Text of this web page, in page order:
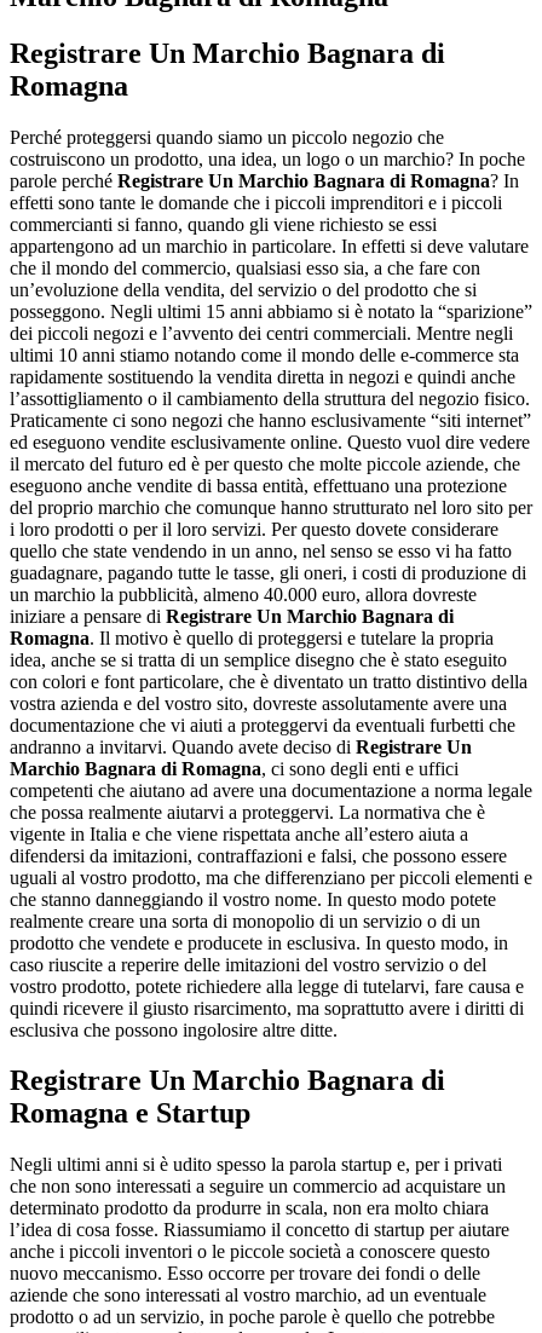
Registrare Un Marchio Bagnara di
Romagna
Perché proteggersi quando siamo un piccolo negozio che
costruiscono un prodotto, una idea, un logo o un marchio? In poche
parole perché Registrare Un Marchio Bagnara di Romagna? In
effetti sono tante le domande che i piccoli imprenditori e i piccoli
commercianti si fanno, quando gli viene richiesto se essi
appartengono ad un marchio in particolare. In effetti si deve valutare
che il mondo del commercio, qualsiasi esso sia, a che fare con
un’evoluzione della vendita, del servizio o del prodotto che si
posseggono. Negli ultimi 15 anni abbiamo si è notato la “sparizione”
dei piccoli negozi e l’avvento dei centri commerciali. Mentre negli
ultimi 10 anni stiamo notando come il mondo delle e-commerce sta
rapidamente sostituendo la vendita diretta in negozi e quindi anche
l’assottigliamento o il cambiamento della struttura del negozio fisico.
Praticamente ci sono negozi che hanno esclusivamente “siti internet”
ed eseguono vendite esclusivamente online. Questo vuol dire vedere
il mercato del futuro ed è per questo che molte piccole aziende, che
eseguono anche vendite di bassa entità, effettuano una protezione
del proprio marchio che comunque hanno strutturato nel loro sito per
i loro prodotti o per il loro servizi. Per questo dovete considerare
quello che state vendendo in un anno, nel senso se esso vi ha fatto
guadagnare, pagando tutte le tasse, gli oneri, i costi di produzione di
un marchio la pubblicità, almeno 40.000 euro, allora dovreste
iniziare a pensare di Registrare Un Marchio Bagnara di
Romagna. Il motivo è quello di proteggersi e tutelare la propria
idea, anche se si tratta di un semplice disegno che è stato eseguito
con colori e font particolare, che è diventato un tratto distintivo della
vostra azienda e del vostro sito, dovreste assolutamente avere una
documentazione che vi aiuti a proteggervi da eventuali furbetti che
andranno a invitarvi. Quando avete deciso di Registrare Un
Marchio Bagnara di Romagna, ci sono degli enti e uffici
competenti che aiutano ad avere una documentazione a norma legale
che possa realmente aiutarvi a proteggervi. La normativa che è
vigente in Italia e che viene rispettata anche all’estero aiuta a
difendersi da imitazioni, contraffazioni e falsi, che possono essere
uguali al vostro prodotto, ma che differenziano per piccoli elementi e
che stanno danneggiando il vostro nome. In questo modo potete
realmente creare una sorta di monopolio di un servizio o di un
prodotto che vendete e producete in esclusiva. In questo modo, in
caso riuscite a reperire delle imitazioni del vostro servizio o del
vostro prodotto, potete richiedere alla legge di tutelarvi, fare causa e
quindi ricevere il giusto risarcimento, ma soprattutto avere i diritti di
esclusiva che possono ingolosire altre ditte.
Registrare Un Marchio Bagnara di
Romagna e Startup
Negli ultimi anni si è udito spesso la parola startup e, per i privati
che non sono interessati a seguire un commercio ad acquistare un
determinato prodotto da produrre in scala, non era molto chiara
l’idea di cosa fosse. Riassumiamo il concetto di startup per aiutare
anche i piccoli inventori o le piccole società a conoscere questo
nuovo meccanismo. Esso occorre per trovare dei fondi o delle
aziende che sono interessati al vostro marchio, ad un eventuale
prodotto o ad un servizio, in poche parole è quello che potrebbe